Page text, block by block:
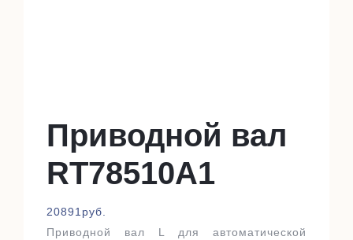
Приводной вал
RT78510A1
20891руб.
Приводной вал L для автоматической